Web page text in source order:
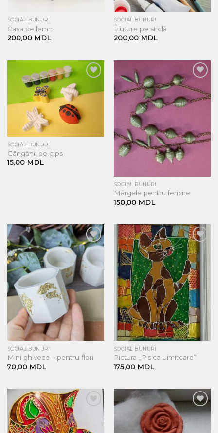
SOCIAL BUNURI
Casa de lemn
200,00 MDL
SOCIAL BUNURI
Fluture pe sticlă
200,00 MDL
Добавить
в список
желаний
SOCIAL BUNURI
Gângănii de gips
15,00 MDL
Добавить
в список
желаний
SOCIAL BUNURI
Mărgele pentru fericire
150,00 MDL
Добавить
в список
желаний
SOCIAL BUNURI
Mini ghivece – pentru flori
70,00 MDL
Добавить
в список
желаний
SOCIAL BUNURI
Pictura „Pisica uimitoare”
175,00 MDL
Добавить
в список
желаний
Добавить
в список
желаний